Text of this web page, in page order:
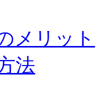
メリット
法